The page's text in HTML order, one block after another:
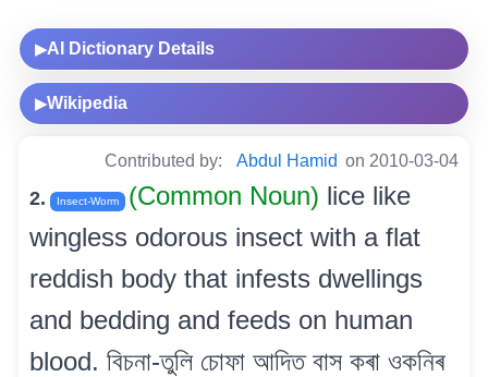
▶AI Dictionary Details
▶Wikipedia
Contributed by: Abdul Hamid on 2010-03-04
2. Insect-Worm (Common Noun) lice like
wingless odorous insect with a flat
reddish body that infests dwellings
and bedding and feeds on human
blood. বিচনা-তুলি চোফা আদিত বাস কৰা ওকনিৰ